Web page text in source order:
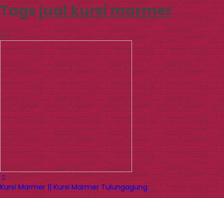
Tagsjual kursi marmer
Kursi Marmer || Kursi Marmer Tulungagung